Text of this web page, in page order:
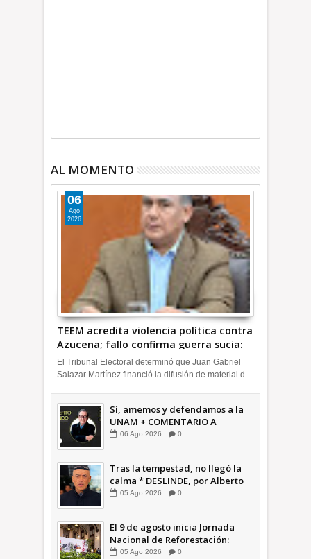
AL MOMENTO
TEEM acredita violencia política contra
Azucena; fallo confirma guerra sucia:
Octavio Martínez INFORMATIVA
06
Ago
2026
El Tribunal Electoral determinó que Juan Gabriel
Salazar Martínez financió la difusión de material d...
Sí, amemos y defendamos a la
UNAM + COMENTARIO A
TIEMPO
06 Ago 2026 0
Tras la tempestad, no llegó la
calma * DESLINDE, por Alberto
Witvrun OPINIÓN
05 Ago 2026 0
El 9 de agosto inicia Jornada
Nacional de Reforestación:
presidenta Sheinbaum +Video
05 Ago 2026 0